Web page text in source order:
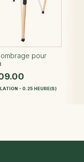
pour
- 0.25 HEURE(S)